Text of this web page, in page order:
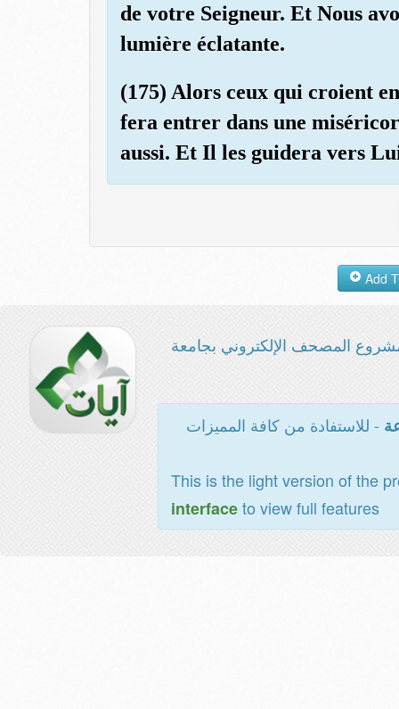
de votre Seigneur. Et Nous
lumière éclatante.
(175) Alors ceux qui croient
fera entrer dans une
aussi. Et Il les guidera vers
المصحف الإلكتروني بجامعة
- للاستفادة من كافة المميزات
This is the light version of the
interfaceto view full features